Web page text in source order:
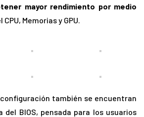
mayor rendimiento por medio
CPU, Memorias y GPU.
también se encuentran
del BIOS, pensada para los usuarios